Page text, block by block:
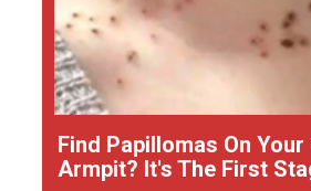
Find Papillomas On Your
Armpit? It's The First